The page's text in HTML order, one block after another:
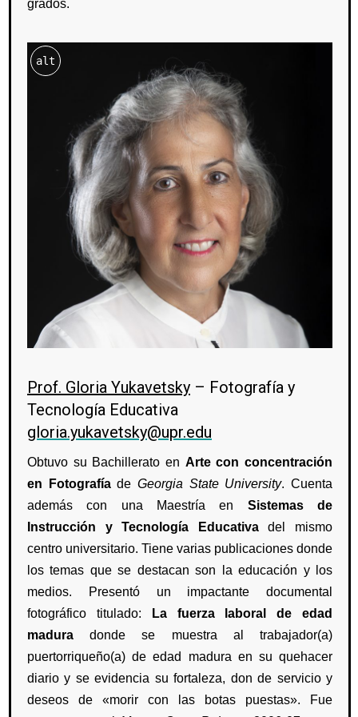
grados.
alt
Prof. Gloria Yukavetsky – Fotografía y
Tecnología Educativa
gloria.yukavetsky@upr.edu
Obtuvo su Bachillerato en Arte con concentración
en FotografíadeGeorgia State University. Cuenta
además con una Maestría en Sistemas de
Instrucción y Tecnología Educativadel mismo
centro universitario. Tiene varias publicaciones donde
los temas que se destacan son la educación y los
medios. Presentó un impactante documental
fotográfico titulado:
La fuerza laboral de edad
madura donde se muestra al trabajador(a)
puertorriqueño(a) de edad madura en su quehacer
diario y se evidencia su fortaleza, don de servicio y
deseos de «morir con las botas puestas». Fue